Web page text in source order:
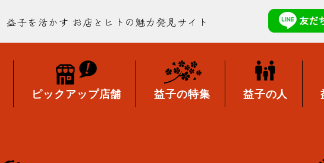
益子を活かす お店とヒトの魅力発見サイト
ピックアップ店舗 益子の特集 益子の人